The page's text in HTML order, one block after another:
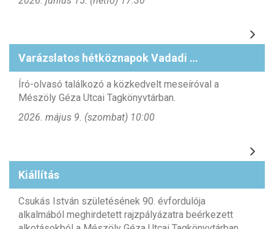
Varázslatos hétköznapok Vadadi Adrienn meséivel
Író-olvasó találkozó a közkedvelt meseíróval a
Mészöly Géza Utcai Tagkönyvtárban.
2026. május 9. (szombat) 10:00
Kiállítás
Csukás István születésének 90. évfordulója
alkalmából meghirdetett rajzpályázatra beérkezett